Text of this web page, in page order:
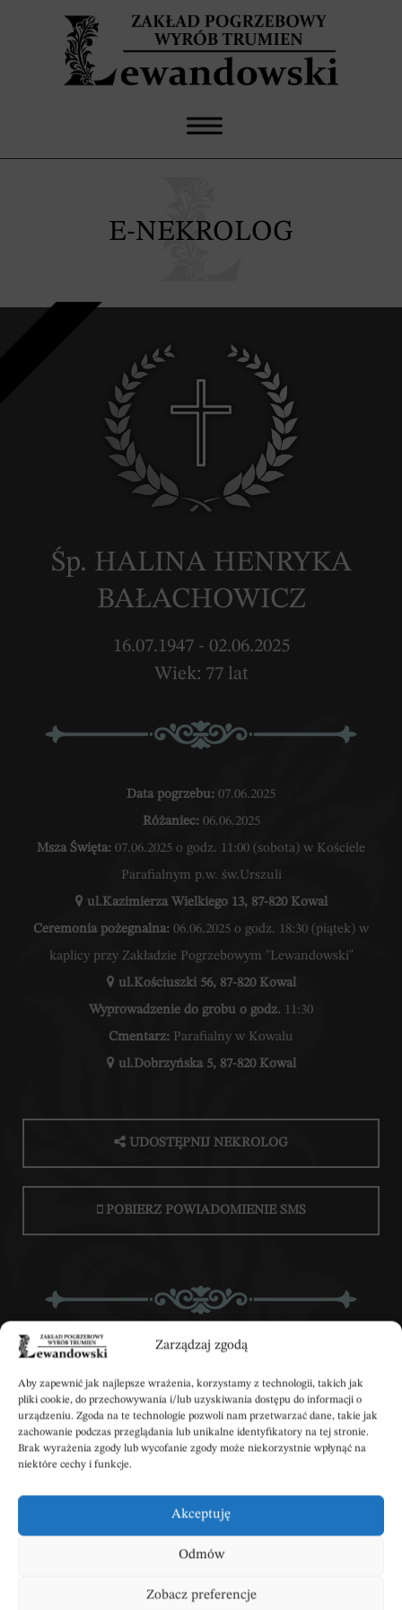
Zarządzaj zgodą
Aby zapewnić jak najlepsze wrażenia, korzystamy z technologii, takich jak
pliki cookie, do przechowywania i/lub uzyskiwania dostępu do informacji o
urządzeniu. Zgoda na te technologie pozwoli nam przetwarzać dane, takie jak
zachowanie podczas przeglądania lub unikalne identyfikatory na tej stronie.
Brak wyrażenia zgody lub wycofanie zgody może niekorzystnie wpłynąć na
niektóre cechy i funkcje.
Akceptuję
Odmów
Zobacz preferencje
E-NEKROLOG
Śp. HALINA HENRYKA
BAŁACHOWICZ
16.07.1947 - 02.06.2025
Wiek: 77 lat
Data pogrzebu: 07.06.2025
Różaniec: 06.06.2025
Msza Święta: 07.06.2025 o godz. 11:00 (sobota) w Kościele
Parafialnym p.w. św.Urszuli
ul.Kazimierza Wielkiego 13, 87-820 Kowal
Ceremonia pożegnalna: 06.06.2025 o godz. 18:30 (piątek) w
kaplicy przy Zakładzie Pogrzebowym "Lewandowski"
ul.Kościuszki 56, 87-820 Kowal
Wyprowadzenie do grobu o godz. 11:30
Cmentarz: Parafialny w Kowalu
ul.Dobrzyńska 5, 87-820 Kowal
UDOSTĘPNIJ NEKROLOG
POBIERZ POWIADOMIENIE SMS
Wpisz swoje kondolencje
DODAJ KONDOLENCJE
GABRIELA CYRON
03.06.2025, 18:00
Od kilku lat Kujawy nie byly